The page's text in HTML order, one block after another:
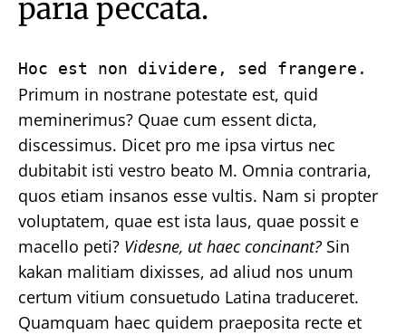
paria peccata.
Hoc est non dividere, sed frangere.
Primum in nostrane potestate est, quid
meminerimus? Quae cum essent dicta,
discessimus. Dicet pro me ipsa virtus nec
dubitabit isti vestro beato M. Omnia contraria,
quos etiam insanos esse vultis. Nam si propter
voluptatem, quae est ista laus, quae possit e
macello peti? Videsne, ut haec concinant? Sin
kakan malitiam dixisses, ad aliud nos unum
certum vitium consuetudo Latina traduceret.
Quamquam haec quidem praeposita recte et